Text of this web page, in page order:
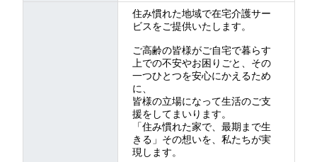
住み慣れた地域で在宅介護サー
ビスをご提供いたします。
ご高齢の皆様がご自宅で暮らす
上での不安やお困りごと、その
一つひとつを安心にかえるため
に、
皆様の立場になって生活のご支
援をしてまいります。
「住み慣れた家で、最期まで生
きる」その想いを、私たちが実
現します。